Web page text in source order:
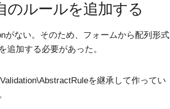
のルールを追加する
がない。そのため、フォームから配列形式
追加する必要があった。
を継承して作ってい